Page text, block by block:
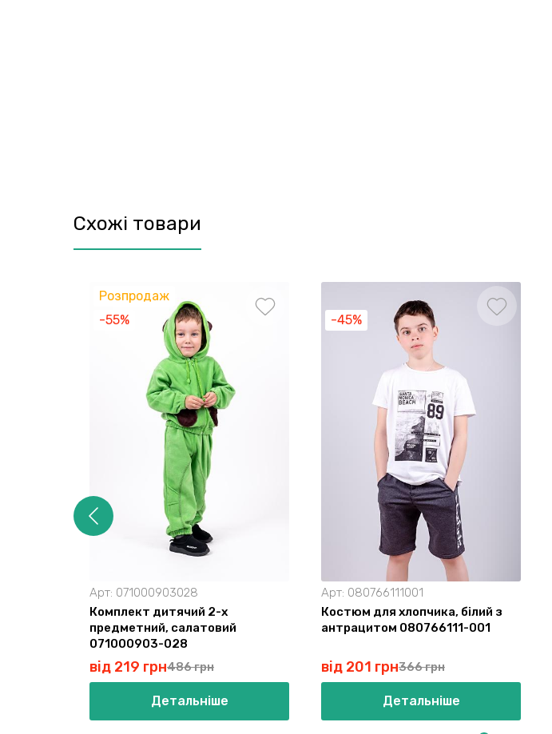
Схожі товари
Розпродаж
-55%
Арт: 071000903028
Комплект дитячий 2-х
предметний, салатовий
071000903-028
від 219 грн486 грн
Детальніше
-45%
Арт: 080766111001
Костюм для хлопчика, білий з
антрацитом 080766111-001
від 201 грн366 грн
Детальніше